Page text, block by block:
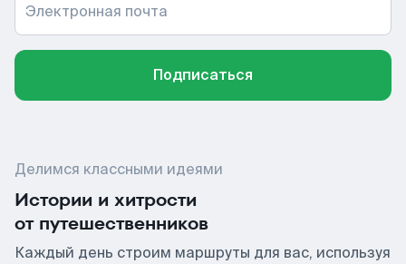
Электронная почта
Подписаться
Делимся классными идеями
Истории и хитрости
от путешественников
Каждый день строим маршруты для вас, используя